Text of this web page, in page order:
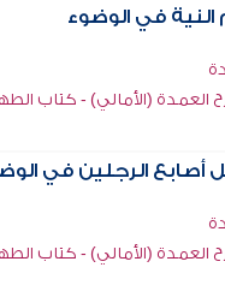
في الوضوء
(الأمالي) - كتاب
أصابع الرجلين في
(الأمالي) - كتاب